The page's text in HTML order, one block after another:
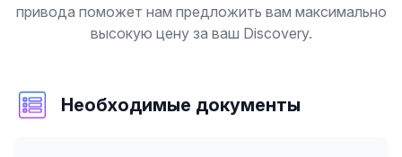
привода поможет нам предложить вам максимально
высокую цену за ваш Discovery.
Необходимые документы